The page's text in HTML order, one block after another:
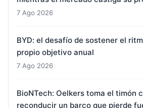
7 Ago 2026
BYD: el desafío de sostener el
propio objetivo anual
7 Ago 2026
BioNTech: Oelkers toma el timón
reconducir un barco que pierde